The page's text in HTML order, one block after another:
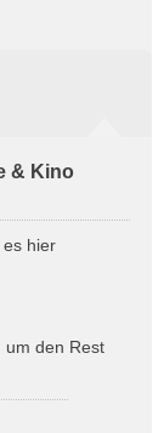
& Kino
hier
um den Rest